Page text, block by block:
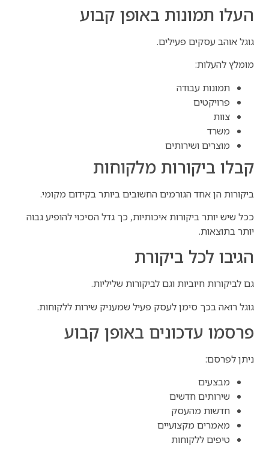
העלו תמונות באופן קבוע
גוגל אוהב עסקים פעילים.
מומלץ להעלות:
תמונות עבודה
פרויקטים
צוות
משרד
מוצרים ושירותים
קבלו ביקורות מלקוחות
ביקורות הן אחד הגורמים החשובים ביותר בקידום מקומי.
ככל שיש יותר ביקורות איכותיות, כך גדל הסיכוי להופיע גבוה
יותר בתוצאות.
הגיבו לכל ביקורת
גם לביקורות חיוביות וגם לביקורות שליליות.
גוגל רואה בכך סימן לעסק פעיל שמעניק שירות ללקוחות.
פרסמו עדכונים באופן קבוע
ניתן לפרסם:
מבצעים
שירותים חדשים
חדשות מהעסק
מאמרים מקצועיים
טיפים ללקוחות